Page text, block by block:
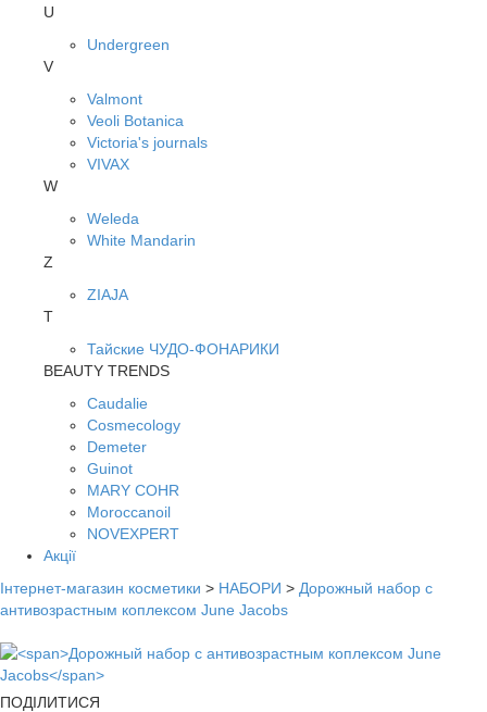
U
Undergreen
V
Valmont
Veoli Botanica
Victoria's journals
VIVAX
W
Weleda
White Mandarin
Z
ZIAJA
Т
Тайские ЧУДО-ФОНАРИКИ
BEAUTY TRENDS
Caudalie
Cosmecology
Demeter
Guinot
MARY COHR
Moroccanoil
NOVEXPERT
Акції
Інтернет-магазин косметики > НАБОРИ > Дорожный набор с
антивозрастным коплексом June Jacobs
ПОДІЛИТИСЯ